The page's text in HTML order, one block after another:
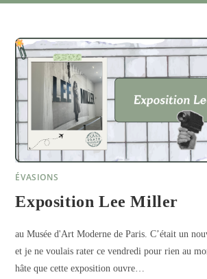
ÉVASIONS
Exposition Lee Miller
au Musée d'Art Moderne de Paris. C’était un
et je ne voulais rater ce vendredi pour rien au
hâte que cette exposition ouvre…